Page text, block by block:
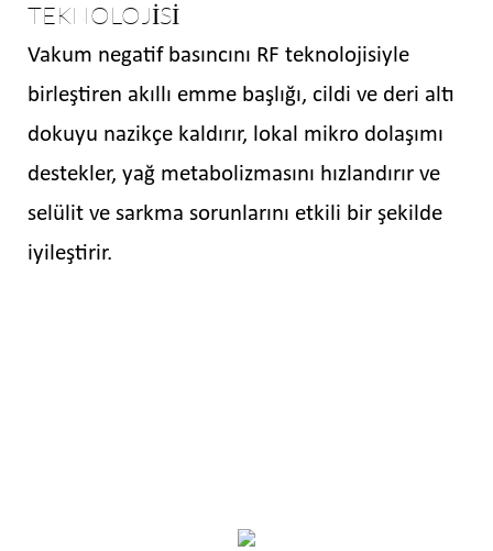
TEKNOLOJİSİ
Vakum negatif basıncını RF teknolojisiyle
birleştiren akıllı emme başlığı, cildi ve deri altı
dokuyu nazikçe kaldırır, lokal mikro dolaşımı
destekler, yağ metabolizmasını hızlandırır ve
selülit ve sarkma sorunlarını etkili bir şekilde
iyileştirir.